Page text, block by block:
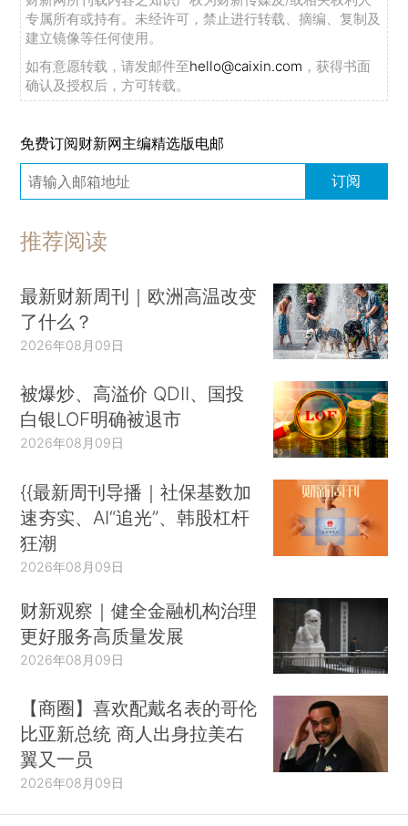
专属所有或持有。未经许可，禁止进行转载、摘编、复制及
建立镜像等任何使用。
如有意愿转载，请发邮件至hello@caixin.com ，获得书面
确认及授权后，方可转载。
免费订阅财新网主编精选版电邮
订阅
推荐阅读
最新财新周刊｜欧洲高温改变
了什么？
2026年08月09日
被爆炒、高溢价 QDII、国投
白银LOF明确被退市
2026年08月09日
{{最新周刊导播｜社保基数加
速夯实、AI“追光”、韩股杠杆
狂潮
2026年08月09日
财新观察｜健全金融机构治理
更好服务高质量发展
2026年08月09日
【商圈】喜欢配戴名表的哥伦
比亚新总统 商人出身拉美右
翼又一员
2026年08月09日